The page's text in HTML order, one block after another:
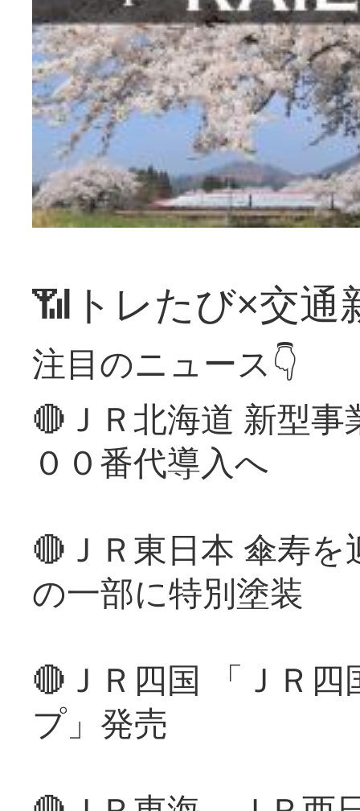
📶トレたび×交通
注目のニュース👇
🔴ＪＲ北海道 新型
００番代導入へ
🔴ＪＲ東日本 傘寿
の一部に特別塗装
🔴ＪＲ四国 「ＪＲ
プ」発売